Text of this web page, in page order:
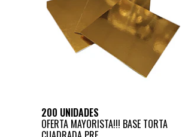
200 UNIDADES
OFERTA MAYORISTA!!! BASE TORTA